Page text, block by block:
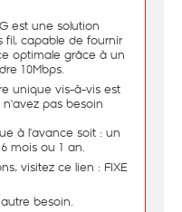
est une solution
fil, capable de fournir
optimale grâce à un
10Mbps.
unique vis-à-vis est
pas besoin
à l’avance soit : un
mois ou 1 an.
visitez ce lien : FIXE
besoin.